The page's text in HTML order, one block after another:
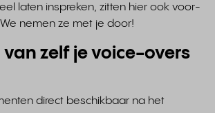
laten inspreken, zitten hier ook voor-
nemen ze met je door!
zelf je voice-overs
direct beschikbaar na het